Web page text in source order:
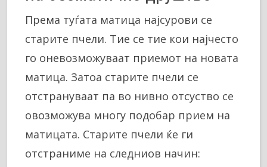
Према туѓата матица најсурови се
старите пчели. Тие се тие кои најчесто
го оневозможуваат приемот на новата
матица. Затоа старите пчели се
отстрануваат па во нивно отсуство се
овозможува многу подобар прием на
матицата. Старите пчели ќе ги
отстраниме на следниов начин: